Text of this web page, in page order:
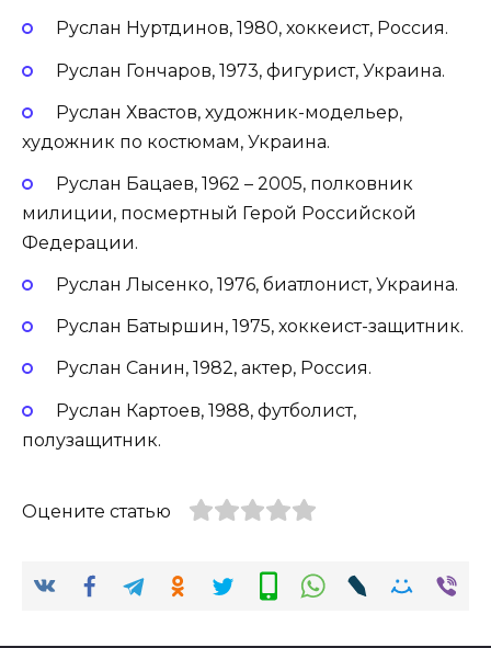
Руслан Нуртдинов, 1980, хоккеист, Россия.
Руслан Гончаров, 1973, фигурист, Украина.
Руслан Хвастов, художник-модельер,
художник по костюмам, Украина.
Руслан Бацаев, 1962 – 2005, полковник
милиции, посмертный Герой Российской
Федерации.
Руслан Лысенко, 1976, биатлонист, Украина.
Руслан Батыршин, 1975, хоккеист-защитник.
Руслан Санин, 1982, актер, Россия.
Руслан Картоев, 1988, футболист,
полузащитник.
Оцените статью